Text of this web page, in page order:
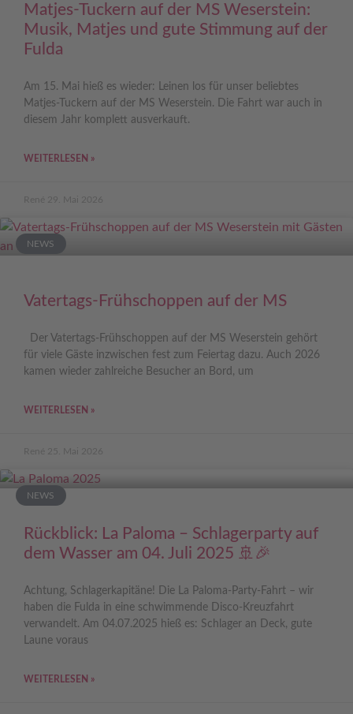
Matjes-Tuckern auf der MS Weserstein:
Musik, Matjes und gute Stimmung auf der
Fulda
Am 15. Mai hieß es wieder: Leinen los für unser beliebtes
Matjes-Tuckern auf der MS Weserstein. Die Fahrt war auch in
diesem Jahr komplett ausverkauft.
WEITERLESEN »
René 29. Mai 2026
NEWS
Vatertags-Frühschoppen auf der MS
Der Vatertags-Frühschoppen auf der MS Weserstein gehört
für viele Gäste inzwischen fest zum Feiertag dazu. Auch 2026
kamen wieder zahlreiche Besucher an Bord, um
WEITERLESEN »
René 25. Mai 2026
NEWS
Rückblick: La Paloma – Schlagerparty auf
dem Wasser am 04. Juli 2025 🚢🎉
Achtung, Schlagerkapitäne! Die La Paloma-Party-Fahrt – wir
haben die Fulda in eine schwimmende Disco-Kreuzfahrt
verwandelt. Am 04.07.2025 hieß es: Schlager an Deck, gute
Laune voraus
WEITERLESEN »